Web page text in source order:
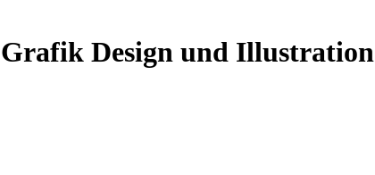
Grafik Design und Illustration